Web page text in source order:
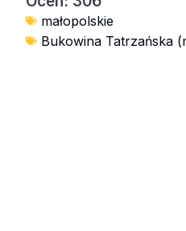
małopolskie
Bukowina Tatrzańska